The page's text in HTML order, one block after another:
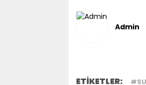
Admin
ETİKETLER: